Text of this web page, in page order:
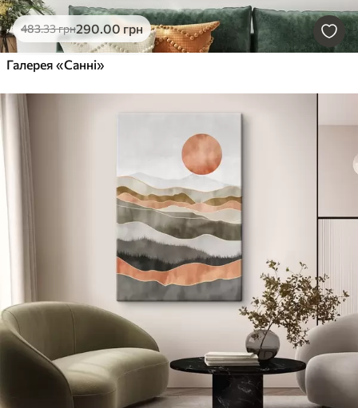
483.33грн290.00 грн
Галерея «Санні»